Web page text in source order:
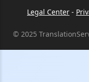
Legal Center -
© 2025